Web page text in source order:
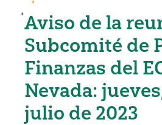
Aviso de la
Subcomité de
Finanzas del
Nevada:
julio de 2023